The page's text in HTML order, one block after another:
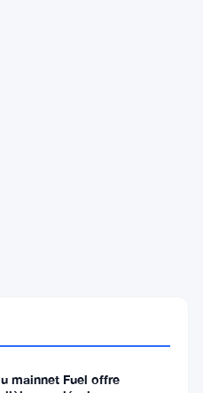
mainnet Fuel offre